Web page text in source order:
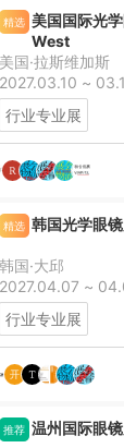
精选 美国国际光
West
美国·拉斯维加斯
2027.03.10 ~
行业专业展
精选 韩国光学眼
韩国·大邱
2027.04.07 ~
行业专业展
推荐 温州国际眼